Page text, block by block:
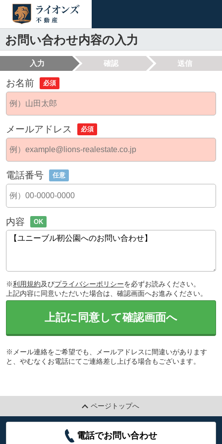
お問い合わせ内容の入力
入力 確認 送信
お名前 必須
メールアドレス 必須
電話番号 任意
内容 OK
※利用規約及びプライバシーポリシーを必ずお読みください。
上記内容に同意いただいた場合は、確認画面へお進みください。
上記に同意して確認画面へ
※メール連絡をご希望でも、メールアドレスに間違いがあります
と、やむなくお電話にてご連絡差し上げる場合もございます。
ページトップへ
電話でお問い合わせ